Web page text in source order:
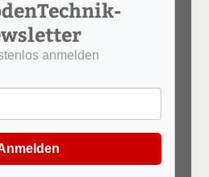
anmelden